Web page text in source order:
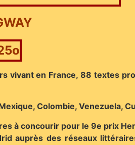
vivant en France, 88 textes
Colombie, Venezuela,
à concourir pour le 9e prix
auprès des réseaux